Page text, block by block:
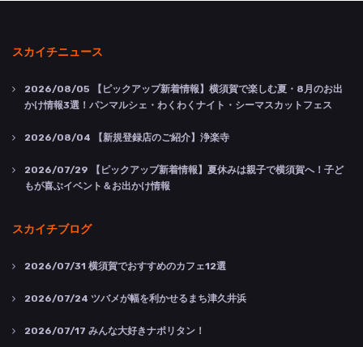
スカイチニュース
2026/08/05 【ピックアップ新着情報】横須賀で楽しむ夏・8月のお出
かけ情報3選！パンマルシェ・わくわくナイト・シーマスカットフェス
2026/08/04 【新規登録店のご紹介】浄楽寺
2026/07/29 【ピックアップ新着情報】夏休みは親子で横須賀へ！子ど
もが喜ぶイベント＆お出かけ情報
スカイチブログ
2026/07/31 横須賀でおすすめのカフェ12選
2026/07/24 ツバメが幅を利かせるまち津久井浜
2026/07/17 みんな大好きナポリタン！